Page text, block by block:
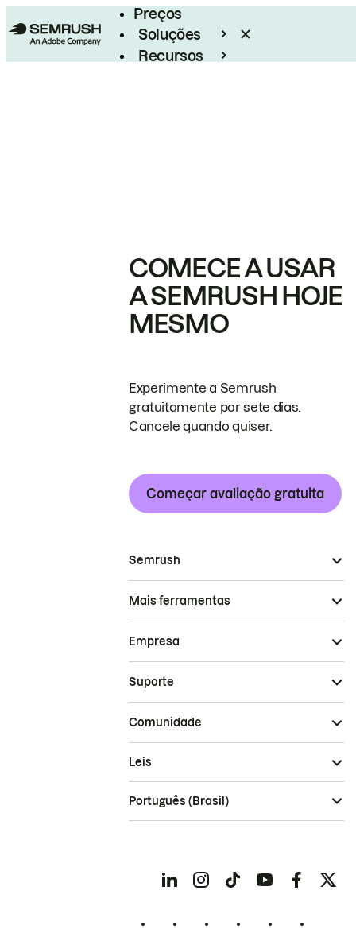
Preços
Soluções
Recursos
COMECE A USAR
A SEMRUSH HOJE
MESMO
Experimente a Semrush
gratuitamente por sete dias.
Cancele quando quiser.
Começar avaliação gratuita
Semrush
Mais ferramentas
Empresa
Suporte
Comunidade
Leis
Português (Brasil)